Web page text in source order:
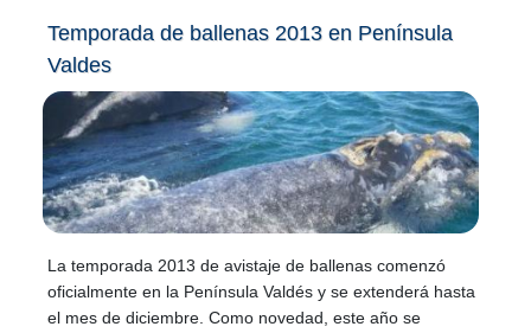
Temporada de ballenas 2013 en Península
Valdes
La temporada 2013 de avistaje de ballenas comenzó
oficialmente en la Península Valdés y se extenderá hasta
el mes de diciembre. Como novedad, este año se